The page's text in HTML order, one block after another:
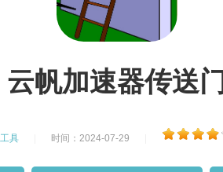
云帆加速器传送门
工具 时间：2024-07-29